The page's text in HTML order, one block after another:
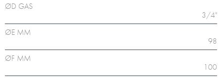
ØD GAS
3/4"
ØE MM
98
ØF MM
100